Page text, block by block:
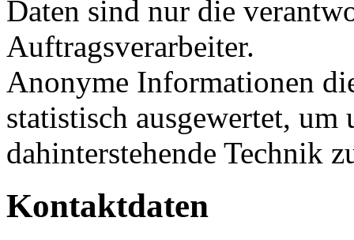
Daten sind nur die
Auftragsverarbeiter.
Anonyme Informationen
statistisch ausgewertet,
dahinterstehende Technik
Kontaktdaten